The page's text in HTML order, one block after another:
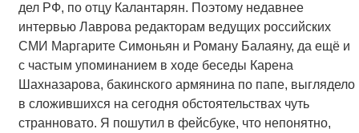
дел РФ, по отцу Калантарян. Поэтому недавнее
интервью Лаврова редакторам ведущих российских
СМИ Маргарите Симоньян и Роману Балаяну, да ещё и
с частым упоминанием в ходе беседы Карена
Шахназарова, бакинского армянина по папе, выглядело
в сложившихся на сегодня обстоятельствах чуть
странновато. Я пошутил в фейсбуке, что непонятно,